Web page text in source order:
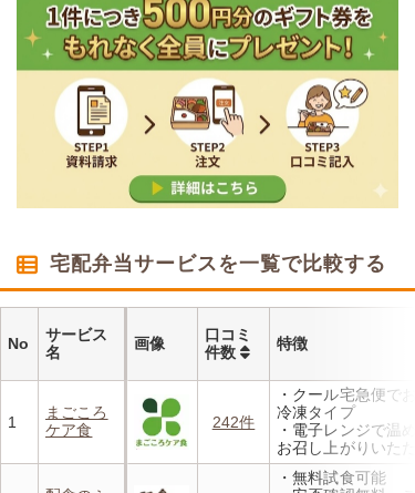
宅配弁当サービスを一覧で比較する
No
サービス
名
画像
口コミ
件数
特徴
1
まごころ
ケア食
242件
・クール宅急便で
冷凍タイプ
・電子レンジで温
お召し上がりいただ
・メニューの組み
理栄養士にお任せ
・無料試食可能